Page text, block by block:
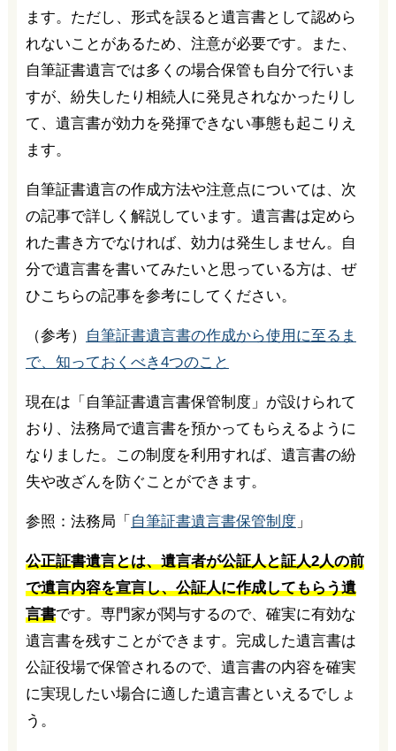
ます。ただし、形式を誤ると遺言書として認めら
れないことがあるため、注意が必要です。また、
自筆証書遺言では多くの場合保管も自分で行いま
すが、紛失したり相続人に発見されなかったりし
て、遺言書が効力を発揮できない事態も起こりえ
ます。
自筆証書遺言の作成方法や注意点については、次
の記事で詳しく解説しています。遺言書は定めら
れた書き方でなければ、効力は発生しません。自
分で遺言書を書いてみたいと思っている方は、ぜ
ひこちらの記事を参考にしてください。
（参考）
自筆証書遺言書の作成から使用に至るま
で、知っておくべき4つのこと
現在は「自筆証書遺言書保管制度」が設けられて
おり、法務局で遺言書を預かってもらえるように
なりました。この制度を利用すれば、遺言書の紛
失や改ざんを防ぐことができます。
参照：法務局「 自筆証書遺言書保管制度」
公正証書遺言とは、遺言者が公証人と証人2人の前
で遺言内容を宣言し、公証人に作成してもらう遺
言書です。専門家が関与するので、確実に有効な
遺言書を残すことができます。完成した遺言書は
公証役場で保管されるので、遺言書の内容を確実
に実現したい場合に適した遺言書といえるでしょ
う。